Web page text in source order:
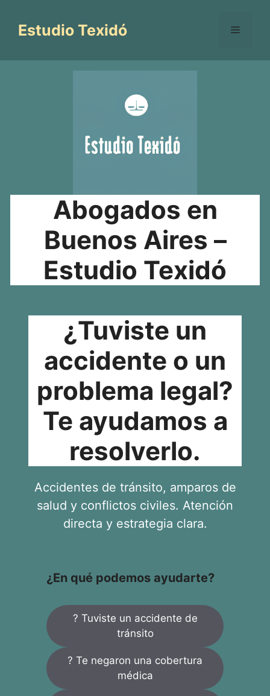
contenido
Estudio Texidó Menú
Abogados en
Buenos Aires –
Estudio Texidó
¿Tuviste un
accidente o un
problema legal?
Te ayudamos a
resolverlo.
Accidentes de tránsito, amparos de
salud y conflictos civiles. Atención
directa y estrategia clara.
¿En qué podemos ayudarte?
? Tuviste un accidente de
tránsito
? Te negaron una cobertura
médica